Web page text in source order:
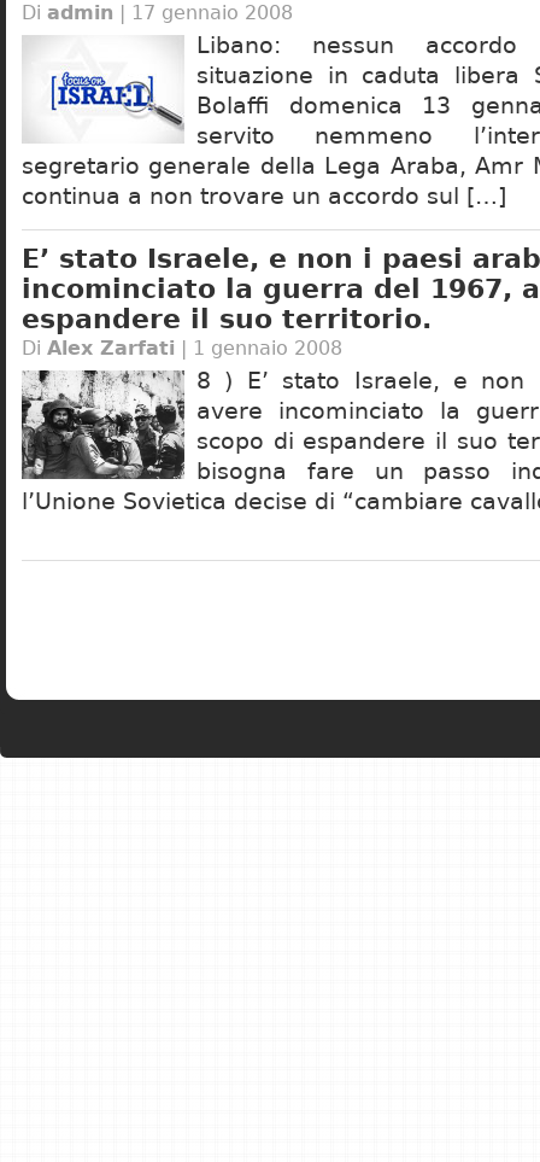
Di admin | 17 gennaio 2008
Libano: nessun accordo
situazione in caduta libera
Bolaffi domenica 13
servito nemmeno
segretario generale della Lega Araba, Amr
continua a non trovare un accordo sul […]
E’ stato Israele, e non i paesi
incominciato la guerra del 1967,
espandere il suo territorio.
Di Alex Zarfati | 1 gennaio 2008
8 ) E’ stato Israele, e non
avere incominciato la
scopo di espandere il suo
bisogna fare un passo
l’Unione Sovietica decise di “cambiare